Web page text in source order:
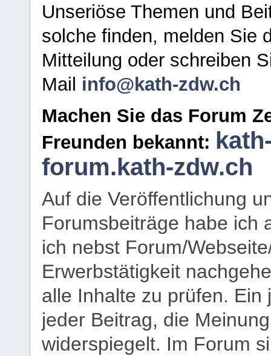
Unseriöse Themen und
solche finden, melden Sie
Mitteilung oder schreiben
Mail info@kath-zdw.ch
Machen Sie das Forum
Freunden bekannt:
forum.kath-zdw.ch
Auf die Veröffentlichung
Forumsbeiträge habe ich
ich nebst Forum/
Erwerbstätigkeit
alle Inhalte zu prüfen.
jeder Beitrag, die
widerspiegelt. Im Forum